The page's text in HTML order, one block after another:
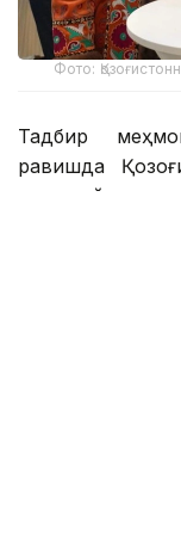
Фото:
Тадбир
равишда
хорижий